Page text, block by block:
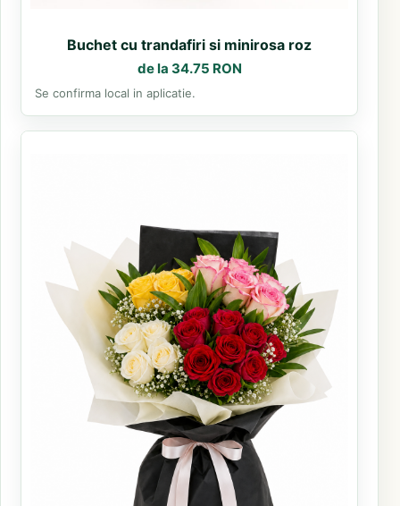
Buchet cu trandafiri si minirosa roz
de la 34.75 RON
Se confirma local in aplicatie.